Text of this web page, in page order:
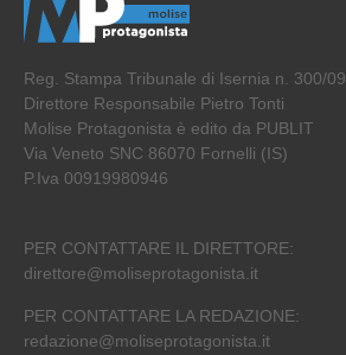
Reg. Stampa Tribunale di Isernia n. 300/09
Direttore Responsabile Pietro Tonti
Molise Protagonista è edito da PUBLIT
Via Veneto SNC 86070 Fornelli (IS)
P.Iva 00919980946
PER CONTATTARE IL DIRETTORE:
direttore@moliseprotagonista.it
PER CONTATTARE LA REDAZIONE:
redazione@moliseprotagonista.it